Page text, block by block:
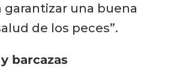
una buena
de los peces”.
barcazas